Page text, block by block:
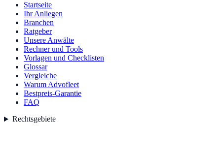
Startseite
Ihr Anliegen
Branchen
Ratgeber
Unsere Anwälte
Rechner und Tools
Vorlagen und Checklisten
Glossar
Vergleiche
Warum Advofleet
Bestpreis-Garantie
FAQ
Rechtsgebiete